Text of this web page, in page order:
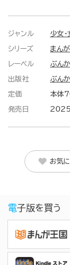
ジャンル 少女
シリーズ まん
レーベル ぶん
出版社 ぶん
定価 本体
発売日
お気
電子版を買う